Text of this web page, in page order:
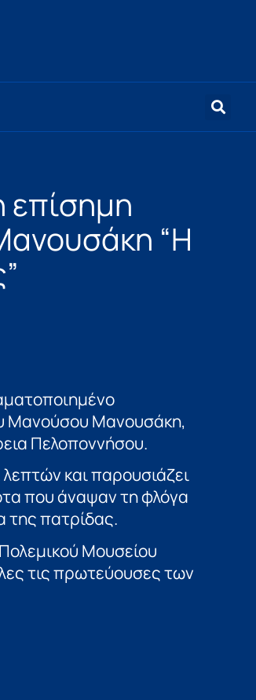
επίσημη
“Η
Μανούσου Μανουσάκη,
Πελοποννήσου.
λεπτών και παρουσιάζει
που άναψαν τη φλόγα
της πατρίδας.
Μουσείου
τις πρωτεύουσες των